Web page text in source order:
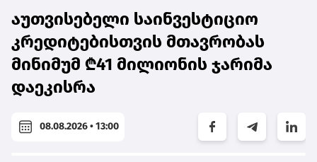
აუთვისებელი საინვესტიციო
კრედიტებისთვის მთავრობას
მინიმუმ ₾41 მილიონის ჯარიმა
დაეკისრა
08.08.2026 • 13:00